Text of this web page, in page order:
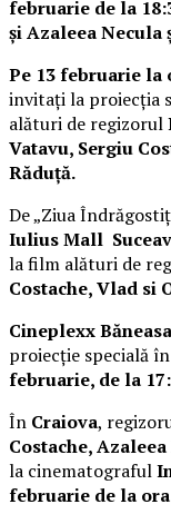
februarie de la
și Azaleea
Pe 13 februarie la
invitați la proiecția
alături de regizorul
Vatavu, Sergiu
Răduță.
De „Ziua
Iulius Mall
la film alături de
Costache, Vlad si
Cineplexx
proiecție specială
februarie, de la
În Craiova,
Costache,
la cinematograful
februarie de la